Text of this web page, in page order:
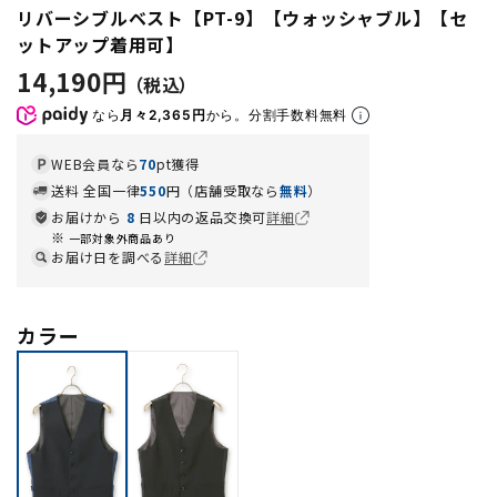
リバーシブルベスト【PT-9】【ウォッシャブル】【セ
ットアップ着用可】
14,190円
なら 月々2,365円から。分割手数料無料
WEB会員なら70pt獲得
送料 全国一律550円（店舗受取なら無料）
お届けから 8 日以内の返品交換可詳細
一部対象外商品あり
お届け日を調べる詳細
カラー